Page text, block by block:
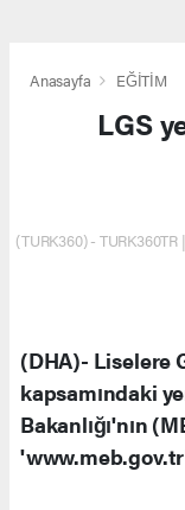
Anasayfa EĞİTİM
LGS
(TURK360) -
(DHA)- Liselere
kapsamındaki
Bakanlığı'nın